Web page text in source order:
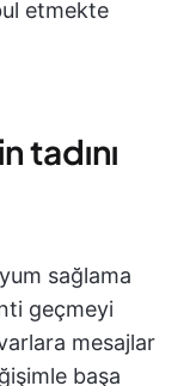
etmekte
tadını
sağlama
geçmeyi
mesajlar
başa